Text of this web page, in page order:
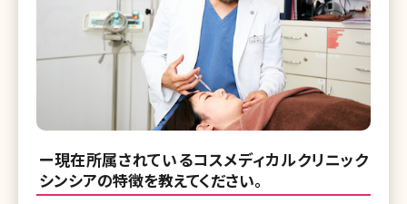
ー現在所属されているコスメディカルクリニック
シンシアの特徴を教えてください。